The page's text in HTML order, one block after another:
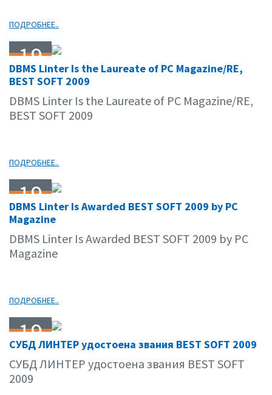
ПОДРОБНЕЕ..
19
11.09
DBMS Linter Is the Laureate of PC Magazine/RE,
BEST SOFT 2009
DBMS Linter Is the Laureate of PC Magazine/RE,
BEST SOFT 2009
ПОДРОБНЕЕ..
19
11.09
DBMS Linter Is Awarded BEST SOFT 2009 by PC
Magazine
DBMS Linter Is Awarded BEST SOFT 2009 by PC
Magazine
ПОДРОБНЕЕ..
19
11.09
СУБД ЛИНТЕР удостоена звания BEST SOFT 2009
СУБД ЛИНТЕР удостоена звания BEST SOFT
2009